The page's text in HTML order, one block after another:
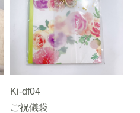
Ki-df04
ご祝儀袋